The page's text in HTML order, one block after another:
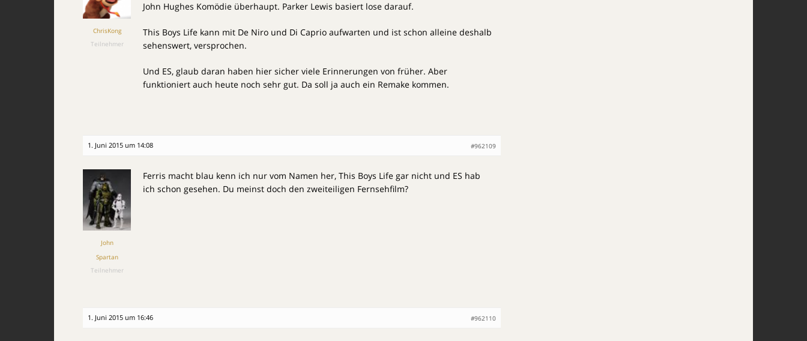
ChrisKong
Teilnehmer
John Hughes Komödie überhaupt. Parker Lewis basiert lose darauf.
This Boys Life kann mit De Niro und Di Caprio aufwarten und ist schon alleine deshalb
sehenswert, versprochen.
Und ES, glaub daran haben hier sicher viele Erinnerungen von früher. Aber
funktioniert auch heute noch sehr gut. Da soll ja auch ein Remake kommen.
1. Juni 2015 um 14:08 #962109
John
Spartan
Teilnehmer
Ferris macht blau kenn ich nur vom Namen her, This Boys Life gar nicht und ES hab
ich schon gesehen. Du meinst doch den zweiteiligen Fernsehfilm?
1. Juni 2015 um 16:46 #962110